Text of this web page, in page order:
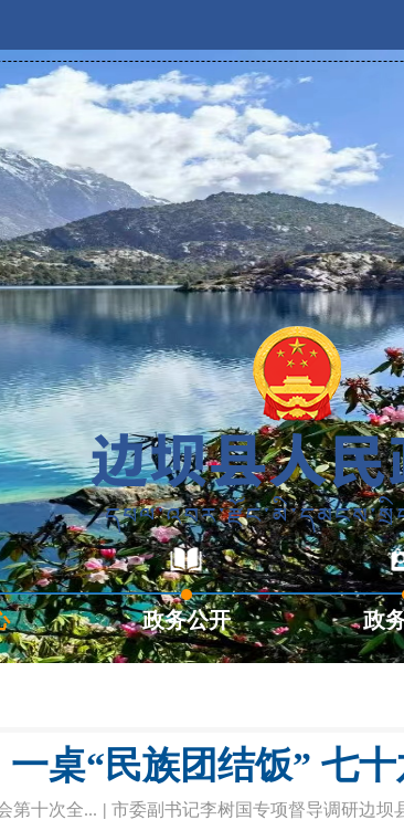
政务公开 政
一桌“民族团结饭” 七
第十次全... | 市委副书记李树国专项督导调研边坝